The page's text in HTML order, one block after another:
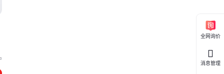
全网询价
消息管理